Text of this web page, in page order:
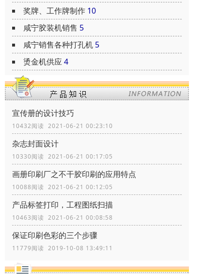
奖牌、工作牌制作 10
咸宁胶装机销售 5
咸宁销售各种打孔机 5
烫金机供应4
宣传册的设计技巧
10432阅读 2021-06-21 00:23:10
杂志封面设计
10330阅读 2021-06-21 00:17:05
画册印刷厂之不干胶印刷的应用特点
10088阅读 2021-06-21 00:12:05
产品标签打印，工程图纸扫描
10463阅读 2021-06-21 00:08:58
保证印刷色彩的三个步骤
11779阅读 2019-10-08 13:49:11